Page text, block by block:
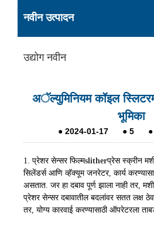
नवीन उत्पादन
उद्योग नवीन
अॅल्युमिनियम कॉइल
भूमिका
● 2024-01-17 ● 5 ●
1. प्रेशर सेन्सर फिल्मslitherप्रेस स्क्रीन
सिलेंडर्स आणि व्हॅक्यूम जनरेटर, कार्य
असतात. जर हा दबाव पूर्ण झाला नाही तर,
प्रेशर सेन्सर दबावातील बदलांवर सतत लक्ष
तर, योग्य कारवाई करण्यासाठी ऑपरेटरला